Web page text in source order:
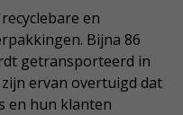
en
Bijna 86
getransporteerd in
ervan overtuigd dat
en hun klanten